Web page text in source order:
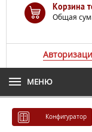
Корзина
Общая
МЕНЮ
Конфигуратор